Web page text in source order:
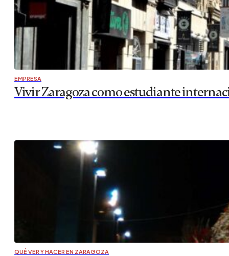
EMPRESA
Vivir Zaragoza como estudiante
QUÉ VER Y HACER EN ZARAGOZA